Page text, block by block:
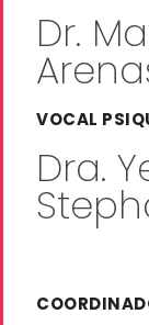
Dr.
VOCAL
Dra.